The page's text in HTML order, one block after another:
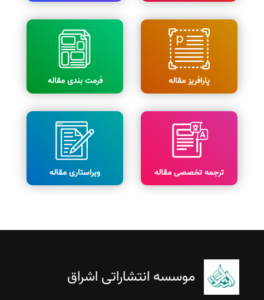
پارافریز مقاله فرمت بندی مقاله
ترجمه تخصصی مقاله ویراستاری مقاله
موسسه انتشاراتی اشراق